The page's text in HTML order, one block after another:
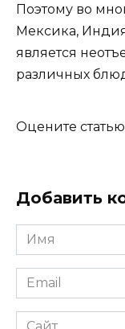
Поэтому во
Мексика,
является
различных
Оцените статью
Добавить
Имя
*
Email
*
Сайт